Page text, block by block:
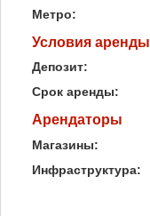
Метро:
Условия аренды
Депозит:
Срок аренды:
Арендаторы
Магазины:
Инфраструктура: